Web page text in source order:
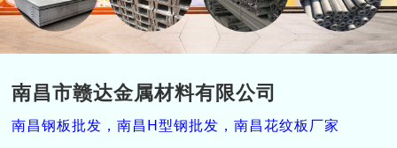
南昌市赣达金属材料有限公司
南昌钢板批发，南昌H型钢批发，南昌花纹板厂家